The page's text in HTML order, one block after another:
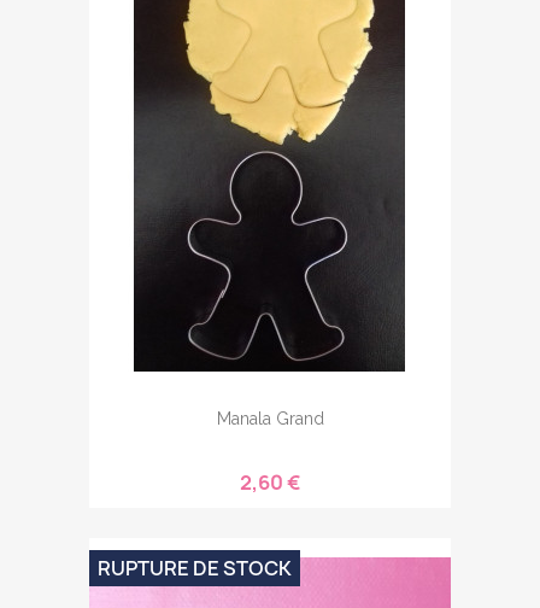
Manala Grand
2,60 €
RUPTURE DE STOCK